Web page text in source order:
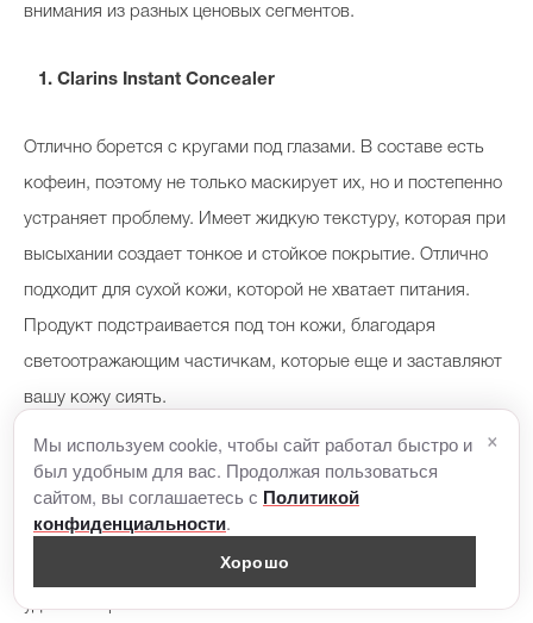
внимания из разных ценовых сегментов.
1. Clarins Instant Concealer
Отлично борется с кругами под глазами. В составе есть
кофеин, поэтому не только маскирует их, но и постепенно
устраняет проблему. Имеет жидкую текстуру, которая при
высыхании создает тонкое и стойкое покрытие. Отлично
подходит для сухой кожи, которой не хватает питания.
Продукт подстраивается под тон кожи, благодаря
светоотражающим частичкам, которые еще и заставляют
вашу кожу сиять.
2. Max Factor Mastertouch Concealer
Бюджетный вариант, который ничем не уступает своим
дорогим собратьям. Консилер в формате стика очень
удобен в применении. Нанесение плотное и
Мы используем cookie, чтобы сайт работал быстро и
был удобным для вас. Продолжая пользоваться
сайтом, вы соглашаетесь с Политикой
конфиденциальности.
Хорошо
×